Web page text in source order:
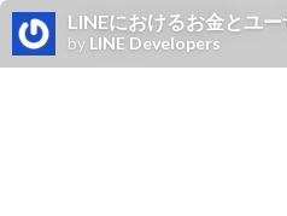
LINEにおけるお金とユ
by LINE Developers